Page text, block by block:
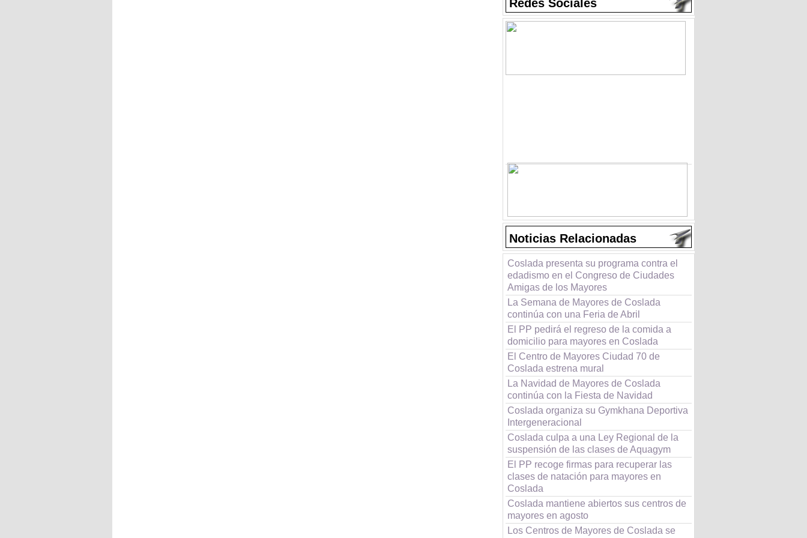
Redes Sociales
Noticias Relacionadas
Coslada presenta su programa contra el
edadismo en el Congreso de Ciudades
Amigas de los Mayores
La Semana de Mayores de Coslada
continúa con una Feria de Abril
El PP pedirá el regreso de la comida a
domicilio para mayores en Coslada
El Centro de Mayores Ciudad 70 de
Coslada estrena mural
La Navidad de Mayores de Coslada
continúa con la Fiesta de Navidad
Coslada organiza su Gymkhana Deportiva
Intergeneracional
Coslada culpa a una Ley Regional de la
suspensión de las clases de Aquagym
El PP recoge firmas para recuperar las
clases de natación para mayores en
Coslada
Coslada mantiene abiertos sus centros de
mayores en agosto
Los Centros de Mayores de Coslada se